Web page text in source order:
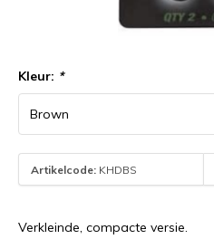
Kleur: *
Artikelcode: KHDBS
Verkleinde, compacte versie.